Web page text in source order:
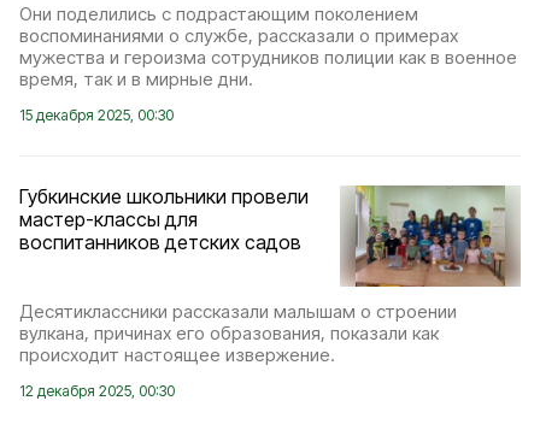
Они поделились с подрастающим поколением
воспоминаниями о службе, рассказали о примерах
мужества и героизма сотрудников полиции как в военное
время, так и в мирные дни.
15 декабря 2025, 00:30
Губкинские школьники провели
мастер-классы для
воспитанников детских садов
Десятиклассники рассказали малышам о строении
вулкана, причинах его образования, показали как
происходит настоящее извержение.
12 декабря 2025, 00:30